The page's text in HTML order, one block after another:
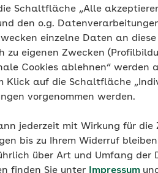
Schaltfläche „Alle
den o.g.
einzelne Daten an
zu eigenen Zwecken
Cookies ablehnen“ werden
Klick auf die Schaltfläche
vorgenommen werden.
jederzeit mit Wirkung für
bis zu Ihrem Widerruf
über Art und Umfang der
finden Sie unter
Impressum
und Halsbereich oder an
angeordnet, kann es sich